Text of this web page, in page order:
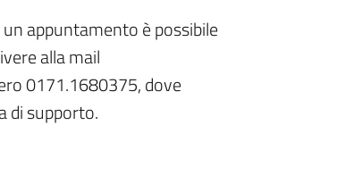
appuntamento è possibile
alla mail
0171.1680375, dove
di supporto.